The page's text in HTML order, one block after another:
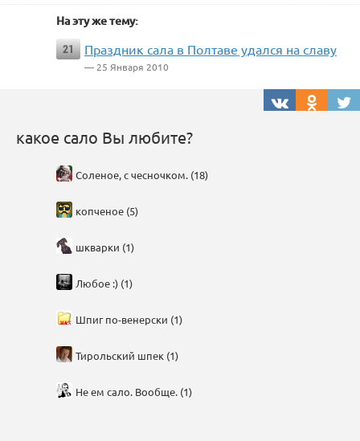
На эту же тему:
21 Праздник сала в Полтаве удался на славу
— 25 Января 2010
какое сало Вы любите?
Соленое, с чесночком. (18)
копченое (5)
шкварки (1)
Любое :) (1)
Шпиг по-венерски (1)
Тирольский шпек (1)
Не ем сало. Вообще. (1)